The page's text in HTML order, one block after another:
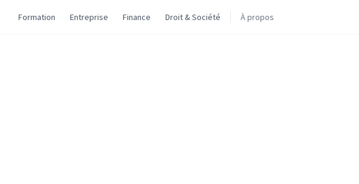
Formation Entreprise Finance Droit & Société À propos